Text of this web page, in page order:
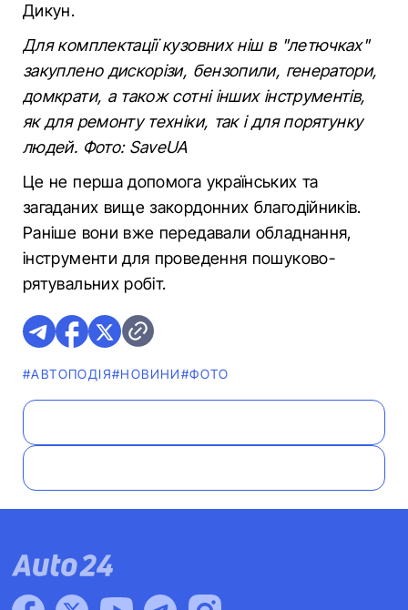
Дикун.
Для комплектації кузовних ніш в "летючках"
закуплено дискорізи, бензопили, генератори,
домкрати, а також сотні інших інструментів,
як для ремонту техніки, так і для порятунку
людей. Фото: SaveUA
Це не перша допомога українських та
загаданих вище закордонних благодійників.
Раніше вони вже передавали обладнання,
інструменти для проведення пошуково-
рятувальних робіт.
#АВТОПОДІЯ#НОВИНИ#ФОТО